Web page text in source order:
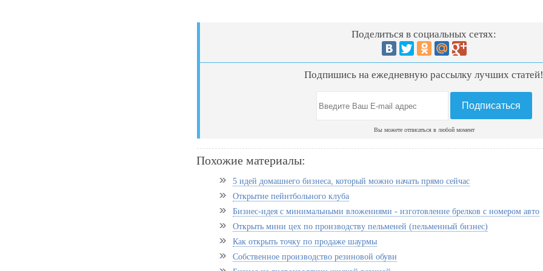
Поделиться в социальных сетях:
Подпишись на ежедневную рассылку лучших
Вы можете отписаться в любой момент
Похожие материалы:
5 идей домашнего бизнеса, который можно начать прямо сейчас
Открытие пейнтбольного клуба
Бизнес-идея с минимальными вложениями - изготовление брелков с номером авто
Открыть мини цех по производству пельменей (пельменный бизнес)
Как открыть точку по продаже шаурмы
Собственное производство резиновой обуви